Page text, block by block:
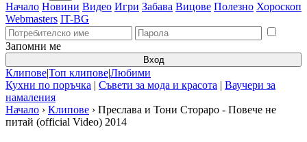
Начало Новини Видео Игри Забава Вицове Полезно Хороскоп
Webmasters IT-BG
Запомни ме
Вход
Клипове|Топ клипове|Любими
Кухни по поръчка | Съвети за мода и красота | Ваучери за
намаления
Начало › Клипове › Преслава и Тони Стораро - Повече не
питай (official Video) 2014